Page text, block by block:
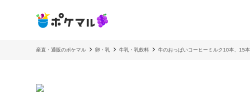
産直・通販のポケマル 卵・乳 牛乳・乳飲料 牛のおっぱいコーヒーミルク10本、15